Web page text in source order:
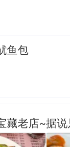
鱼包
藏老店~据